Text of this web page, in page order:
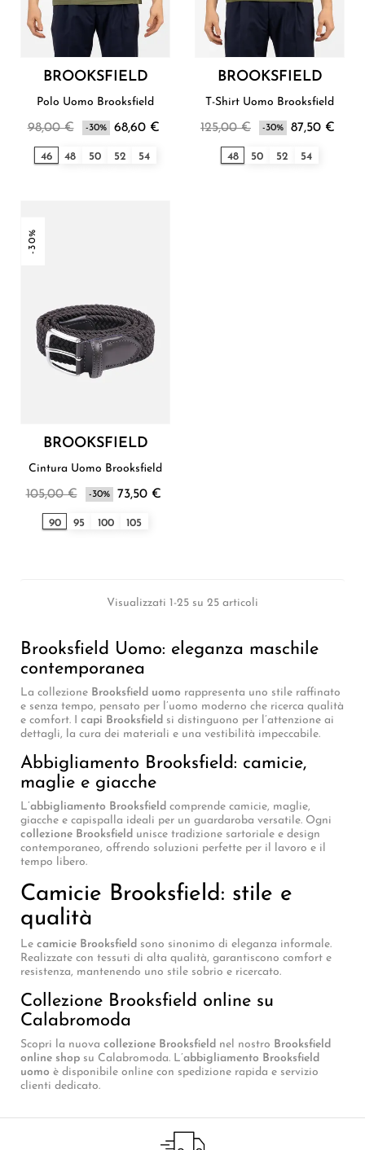
BROOKSFIELD
Polo Uomo Brooksfield
98,00 € -30% 68,60 €
46 48 50 52 54
BROOKSFIELD
T-Shirt Uomo Brooksfield
125,00 € -30% 87,50 €
48 50 52 54
-30%
BROOKSFIELD
Cintura Uomo Brooksfield
105,00 € -30% 73,50 €
90 95 100 105
Visualizzati 1-25 su 25 articoli
Brooksfield Uomo: eleganza maschile
contemporanea
La collezione Brooksfield uomo rappresenta uno stile raffinato
e senza tempo, pensato per l’uomo moderno che ricerca qualità
e comfort. I capi Brooksfield si distinguono per l’attenzione ai
dettagli, la cura dei materiali e una vestibilità impeccabile.
Abbigliamento Brooksfield: camicie,
maglie e giacche
L’abbigliamento Brooksfield comprende camicie, maglie,
giacche e capispalla ideali per un guardaroba versatile. Ogni
collezione Brooksfield unisce tradizione sartoriale e design
contemporaneo, offrendo soluzioni perfette per il lavoro e il
tempo libero.
Camicie Brooksfield: stile e
qualità
Le camicie Brooksfield sono sinonimo di eleganza informale.
Realizzate con tessuti di alta qualità, garantiscono comfort e
resistenza, mantenendo uno stile sobrio e ricercato.
Collezione Brooksfield online su
Calabromoda
Scopri la nuova collezione Brooksfield nel nostro Brooksfield
online shop su Calabromoda. L’abbigliamento Brooksfield
uomo è disponibile online con spedizione rapida e servizio
clienti dedicato.